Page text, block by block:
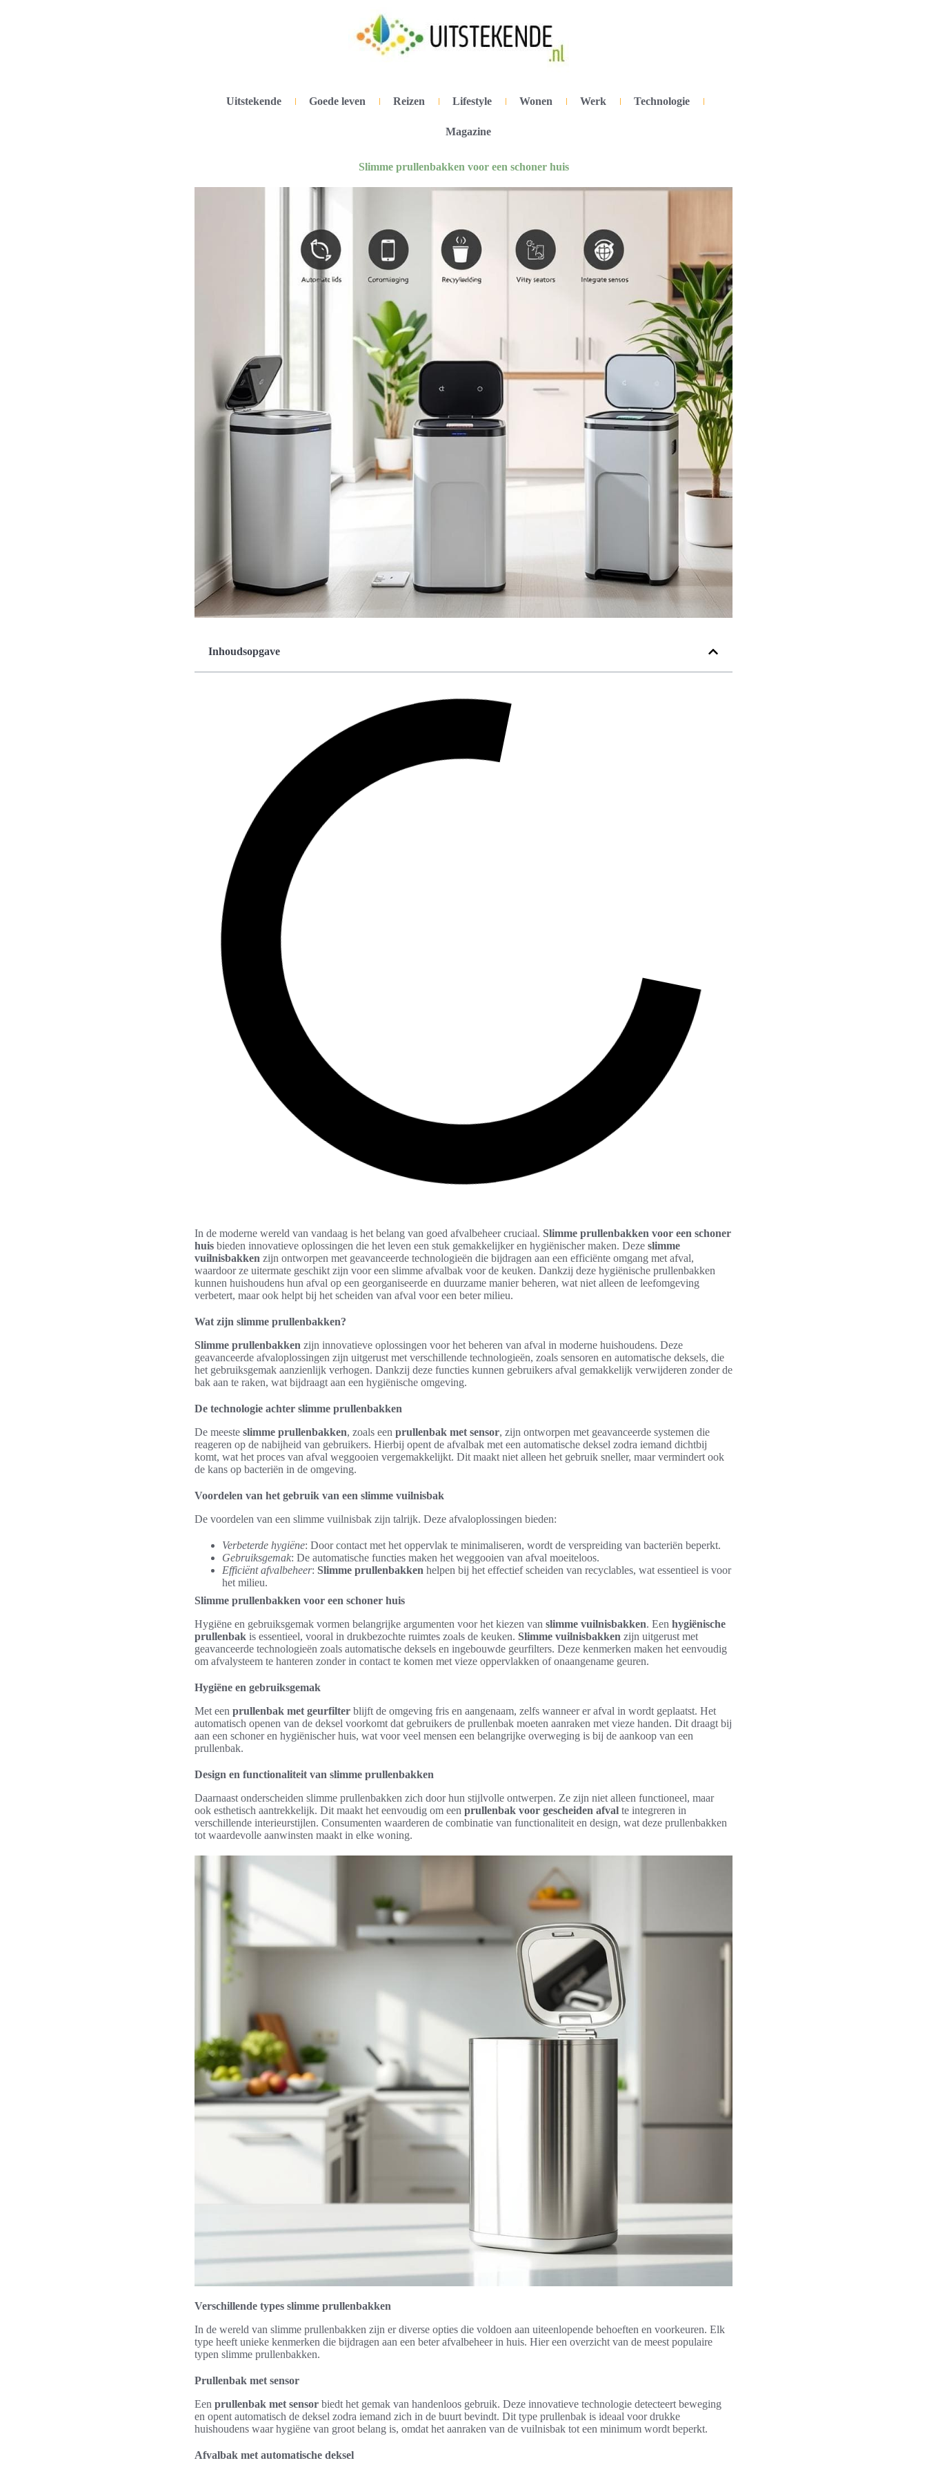
Uitstekende Goede leven Reizen Lifestyle Wonen Werk Technologie
Magazine
Slimme prullenbakken voor een schoner huis
Inhoudsopgave
In de moderne wereld van vandaag is het belang van goed afvalbeheer cruciaal. Slimme prullenbakken voor een schoner
huis bieden innovatieve oplossingen die het leven een stuk gemakkelijker en hygiënischer maken. Deze slimme
vuilnisbakken zijn ontworpen met geavanceerde technologieën die bijdragen aan een efficiënte omgang met afval,
waardoor ze uitermate geschikt zijn voor een slimme afvalbak voor de keuken. Dankzij deze hygiënische prullenbakken
kunnen huishoudens hun afval op een georganiseerde en duurzame manier beheren, wat niet alleen de leefomgeving
verbetert, maar ook helpt bij het scheiden van afval voor een beter milieu.
Wat zijn slimme prullenbakken?
Slimme prullenbakken zijn innovatieve oplossingen voor het beheren van afval in moderne huishoudens. Deze
geavanceerde afvaloplossingen zijn uitgerust met verschillende technologieën, zoals sensoren en automatische deksels, die
het gebruiksgemak aanzienlijk verhogen. Dankzij deze functies kunnen gebruikers afval gemakkelijk verwijderen zonder de
bak aan te raken, wat bijdraagt aan een hygiënische omgeving.
De technologie achter slimme prullenbakken
De meeste slimme prullenbakken, zoals een prullenbak met sensor, zijn ontworpen met geavanceerde systemen die
reageren op de nabijheid van gebruikers. Hierbij opent de afvalbak met een automatische deksel zodra iemand dichtbij
komt, wat het proces van afval weggooien vergemakkelijkt. Dit maakt niet alleen het gebruik sneller, maar vermindert ook
de kans op bacteriën in de omgeving.
Voordelen van het gebruik van een slimme vuilnisbak
De voordelen van een slimme vuilnisbak zijn talrijk. Deze afvaloplossingen bieden:
Verbeterde hygiëne: Door contact met het oppervlak te minimaliseren, wordt de verspreiding van bacteriën beperkt.
Gebruiksgemak: De automatische functies maken het weggooien van afval moeiteloos.
Efficiënt afvalbeheer: Slimme prullenbakken helpen bij het effectief scheiden van recyclables, wat essentieel is voor
het milieu.
Slimme prullenbakken voor een schoner huis
Hygiëne en gebruiksgemak vormen belangrijke argumenten voor het kiezen van slimme vuilnisbakken. Een hygiënische
prullenbak is essentieel, vooral in drukbezochte ruimtes zoals de keuken. Slimme vuilnisbakken zijn uitgerust met
geavanceerde technologieën zoals automatische deksels en ingebouwde geurfilters. Deze kenmerken maken het eenvoudig
om afvalysteem te hanteren zonder in contact te komen met vieze oppervlakken of onaangename geuren.
Hygiëne en gebruiksgemak
Met een prullenbak met geurfilter blijft de omgeving fris en aangenaam, zelfs wanneer er afval in wordt geplaatst. Het
automatisch openen van de deksel voorkomt dat gebruikers de prullenbak moeten aanraken met vieze handen. Dit draagt bij
aan een schoner en hygiënischer huis, wat voor veel mensen een belangrijke overweging is bij de aankoop van een
prullenbak.
Design en functionaliteit van slimme prullenbakken
Daarnaast onderscheiden slimme prullenbakken zich door hun stijlvolle ontwerpen. Ze zijn niet alleen functioneel, maar
ook esthetisch aantrekkelijk. Dit maakt het eenvoudig om een prullenbak voor gescheiden afval te integreren in
verschillende interieurstijlen. Consumenten waarderen de combinatie van functionaliteit en design, wat deze prullenbakken
tot waardevolle aanwinsten maakt in elke woning.
Verschillende types slimme prullenbakken
In de wereld van slimme prullenbakken zijn er diverse opties die voldoen aan uiteenlopende behoeften en voorkeuren. Elk
type heeft unieke kenmerken die bijdragen aan een beter afvalbeheer in huis. Hier een overzicht van de meest populaire
typen slimme prullenbakken.
Prullenbak met sensor
Een prullenbak met sensor biedt het gemak van handenloos gebruik. Deze innovatieve technologie detecteert beweging
en opent automatisch de deksel zodra iemand zich in de buurt bevindt. Dit type prullenbak is ideaal voor drukke
huishoudens waar hygiëne van groot belang is, omdat het aanraken van de vuilnisbak tot een minimum wordt beperkt.
Afvalbak met automatische deksel